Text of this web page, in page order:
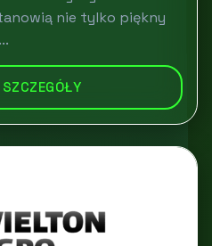
nie tylko piękny